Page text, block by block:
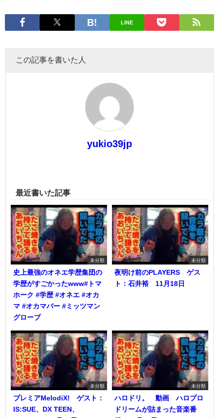
LINE
この記事を書いた人
yukio39jp
最近書いた記事
未分類
史上最強のオネエ学歴集団の
学歴がすごかったwww#トマ
ホーク #学歴 #オネエ #オカ
マ #オカマバー #ミッツマン
グローブ
未分類
夜明け前のPLAYERS ゲス
ト：石井裕 11月18日
未分類
プレミアMelodiX! ゲスト：
IS:SUE、DX TEEN、
未分類
ハロドリ。 動画 ハロプロ
ドリームが詰まった音楽番